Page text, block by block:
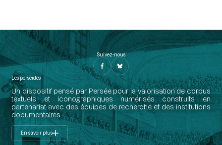
Suivez-nous
Les perséides
Un dispositif pensé par Persée pour la valorisation de corpus
textuels et iconographiques numérisés construits en
partenariat avec des équipes de recherche et des institutions
documentaires.
En savoir plus